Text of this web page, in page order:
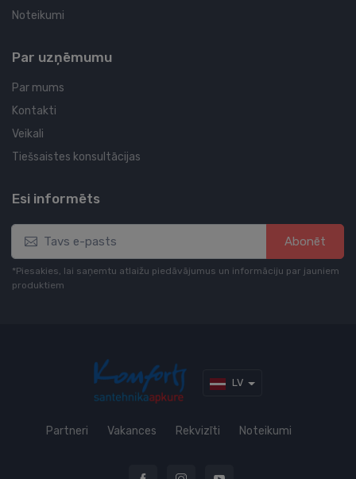
Noteikumi
Par uzņēmumu
Par mums
Kontakti
Veikali
Tiešsaistes konsultācijas
Esi informēts
Abonēt
*Piesakies, lai saņemtu atlaižu piedāvājumus un informāciju par jauniem
produktiem
LV
Partneri Vakances Rekvizīti Noteikumi